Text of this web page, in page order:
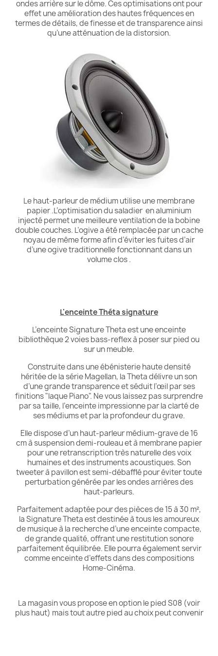
ondes arrière sur le dôme. Ces optimisations ont pour
effet une amélioration des hautes fréquences en
termes de détails, de finesse et de transparence ainsi
qu’une atténuation de la distorsion.
Le haut-parleur de médium utilise une membrane
papier .L’optimisation du saladier en aluminium
injecté permet une meilleure ventilation de la bobine
double couches. L’ogive a été remplacée par un cache
noyau de même forme afin d’éviter les fuites d’air
d’une ogive traditionnelle fonctionnant dans un
volume clos .
L'enceinte Théta signature
L’enceinte Signature Theta est une enceinte
bibliothèque 2 voies bass-reflex à poser sur pied ou
sur un meuble.
Construite dans une ébénisterie haute densité
héritée de la série Magellan, la Theta délivre un son
d’une grande transparence et séduit l’œil par ses
finitions "laque Piano". Ne vous laissez pas surprendre
par sa taille, l’enceinte impressionne par la clarté de
ses médiums et par la profondeur du grave.
Elle dispose d’un haut-parleur médium-grave de 16
cm à suspension demi-rouleau et à membrane papier
pour une retranscription très naturelle des voix
humaines et des instruments acoustiques. Son
tweeter à pavillon est semi-débafflé pour éviter toute
perturbation générée par les ondes arrières des
haut-parleurs.
Parfaitement adaptée pour des pièces de 15 à 30 m²,
la Signature Theta est destinée à tous les amoureux
de musique à la recherche d’une enceinte compacte,
de grande qualité, offrant une restitution sonore
parfaitement équilibrée. Elle pourra également servir
comme enceinte d’effets dans des compositions
Home-Cinéma.
La magasin vous propose en option le pied S08 (voir
plus haut) mais tout autre pied au choix peut convenir